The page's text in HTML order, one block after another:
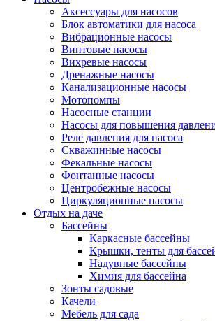
Аксессуары для насосов
Блок автоматики для насоса
Вибрационные насосы
Винтовые насосы
Вихревые насосы
Дренажные насосы
Канализационные насосы
Мотопомпы
Насосные станции
Насосы для повышения
Реле давления для насоса
Скважинные насосы
Фекальные насосы
Фонтанные насосы
Центробежные насосы
Циркуляционные насосы
Отдых на даче
Бассейны
Каркасные бассейны
Крышки, тенты для
Надувные бассейны
Химия для бассейна
Зонты садовые
Качели
Мебель для сада